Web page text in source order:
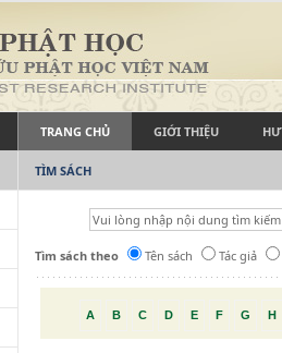
TRANG CHỦ GIỚI THIỆU
TÌM SÁCH
Tìm sách theo Tên sách Tác giả
A B C D E F G H